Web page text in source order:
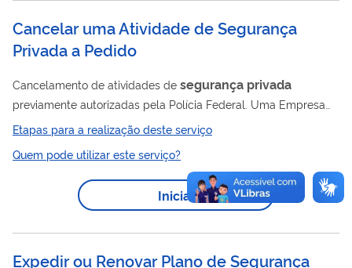
Cancelar uma Atividade de Segurança
Privada a Pedido
Cancelamento de atividades de segurança privada
previamente autorizadas pela Polícia Federal. Uma Empresa
que possui autorização para os serviços de Vigilância
Patrimonail, Transporte de Valores e Escolta Armada, pode,
por exemplo, solicitar o cancelamento da autorização da
atividade de Escolta Armada, mantendo a autorização para
Vigiância Patrimonial e Transporte de Valores. Para saber mais
Etapas para a realização deste serviço
Quem pode utilizar este serviço?
Iniciar
Expedir ou Renovar Plano de Segurança